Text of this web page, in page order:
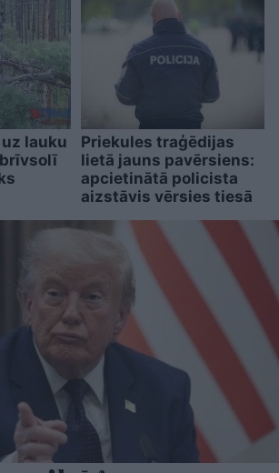
uz lauku
Priekules traģēdijas
lietā jauns pavērsiens:
apcietinātā policista
aizstāvis vērsies tiesā